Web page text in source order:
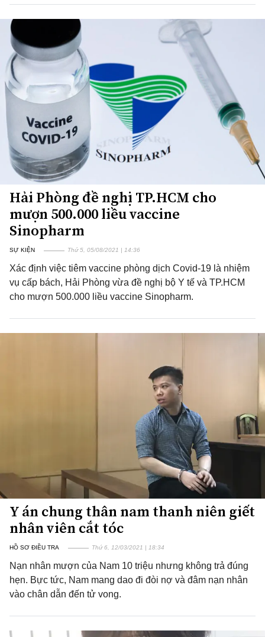
Hải Phòng đề nghị TP.HCM cho
mượn 500.000 liều vaccine
Sinopharm
SỰ KIỆN Thứ 5, 05/08/2021 | 14:36
Xác định việc tiêm vaccine phòng dịch Covid-19 là nhiệm
vụ cấp bách, Hải Phòng vừa đề nghị bộ Y tế và TP.HCM
cho mượn 500.000 liều vaccine Sinopharm.
Y án chung thân nam thanh niên giết
nhân viên cắt tóc
HỒ SƠ ĐIỀU TRA Thứ 6, 12/03/2021 | 18:34
Nạn nhân mượn của Nam 10 triệu nhưng không trả đúng
hẹn. Bực tức, Nam mang dao đi đòi nợ và đâm nạn nhân
vào chân dẫn đến tử vong.